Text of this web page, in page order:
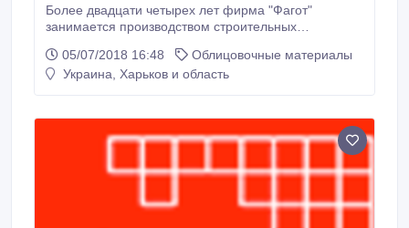
Более двадцати четырех лет фирма "Фагот"
занимается производством строительных
как высококачественный строительный материал.
Облицовочный кирпич фирмы "Фагот" производится
05/07/2018 16:48
Облицовочные материалы
Украина, Харьков и область